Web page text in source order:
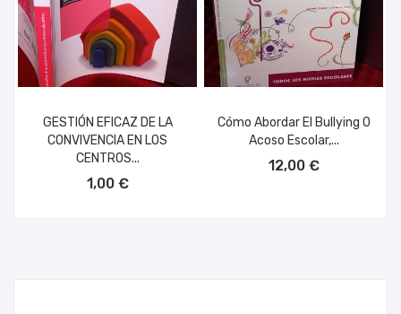
GESTIÓN EFICAZ DE LA
CONVIVENCIA EN LOS
CENTROS...
1,00 €
Cómo Abordar El Bullying O
Acoso Escolar,...
12,00 €